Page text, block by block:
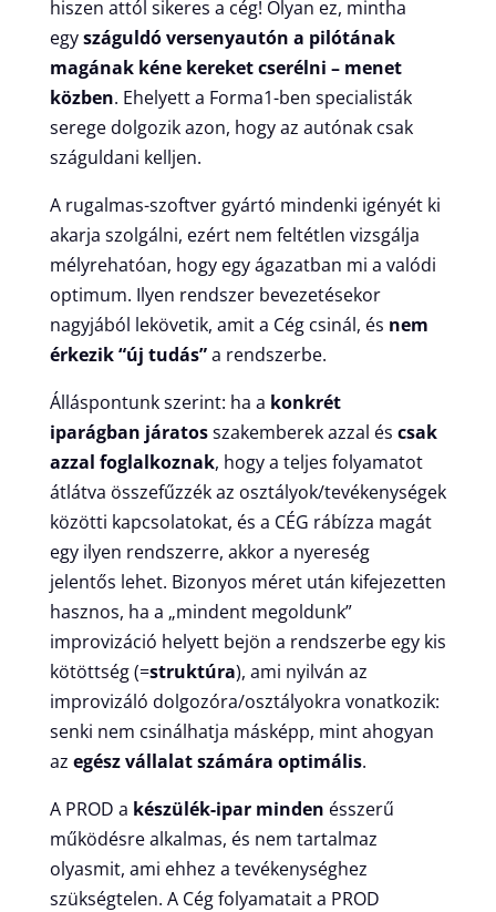
hiszen attól sikeres a cég! Olyan ez, mintha
egyszáguldó versenyautón a pilótának
magának kéne kereket cserélni – menet
közben. Ehelyett a Forma1-ben specialisták
serege dolgozik azon, hogy az autónak csak
száguldani kelljen.
A rugalmas-szoftver gyártó mindenki igényét ki
akarja szolgálni, ezért nem feltétlen vizsgálja
mélyrehatóan, hogy egy ágazatban mi a valódi
optimum. Ilyen rendszer bevezetésekor
nagyjából lekövetik, amit a Cég csinál, és nem
érkezik “új tudás”a rendszerbe.
Álláspontunk szerint: ha a konkrét
iparágban járatosszakemberek azzal és csak
azzal foglalkoznak, hogy a teljes folyamatot
átlátva összefűzzék az osztályok/tevékenységek
közötti kapcsolatokat, és a CÉG rábízza magát
egy ilyen rendszerre, akkor a nyereség
jelentős lehet. Bizonyos méret után kifejezetten
hasznos, ha a „mindent megoldunk”
improvizáció helyett bejön a rendszerbe egy kis
kötöttség (=struktúra), ami nyilván az
improvizáló dolgozóra/osztályokra vonatkozik:
senki nem csinálhatja másképp, mint ahogyan
az egész vállalat számára optimális.
A PROD a készülék-ipar minden ésszerű
működésre alkalmas, és nem tartalmaz
olyasmit, ami ehhez a tevékenységhez
szükségtelen. A Cég folyamatait a PROD